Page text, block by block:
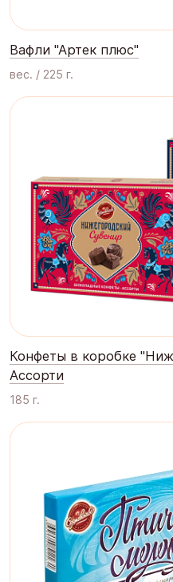
Вафли "Артек плюс"
вес. / 225 г.
Конфеты в коробке
Ассорти
185 г.